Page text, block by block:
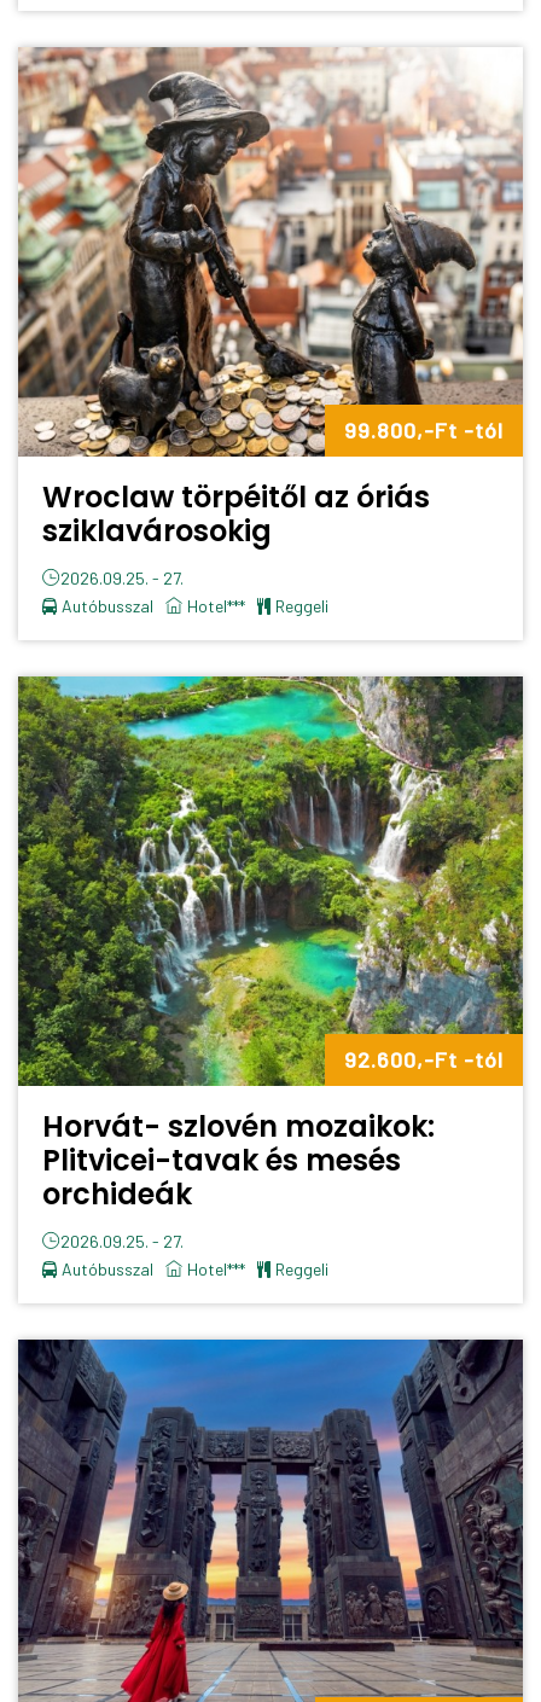
99.800,-Ft -tól
Wroclaw törpéitől az óriás
sziklavárosokig
2026.09.25. - 27.
Autóbusszal
Hotel*** reggeli
92.600,-Ft -tól
Horvát- szlovén mozaikok:
Plitvicei-tavak és mesés
orchideák
2026.09.25. - 27.
Autóbusszal
Hotel*** reggeli